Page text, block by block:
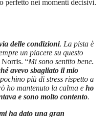
perfetto nei momenti decisivi.
delle condizioni. La pista è
un piacere su questo
Norris. “Mi sono sentito bene.
avevo sbagliato il mio
pochino più di stress rispetto a
ho mantenuto la calma e ho
e sono molto contento.
ha dato una gran